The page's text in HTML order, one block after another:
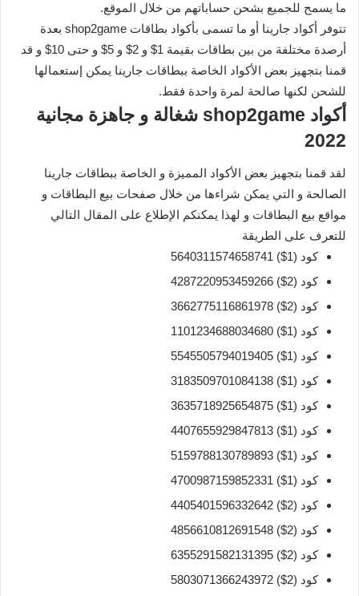
ما يسمح للجميع بشحن حساباتهم من خلال الموقع.
تتوفر أكواد جارينا أو ما تسمى بأكواد بطاقات shop2game بعدة
أرصدة مختلفة من بين بطاقات بقيمة 1$ و 2$ و 5$ و حتى 10$ و قد
قمنا بتجهيز بعض الأكواد الخاصة ببطاقات جارينا يمكن إستعمالها
للشحن لكنها صالحة لمرة واحدة فقط.
أكواد shop2game شغالة و جاهزة مجانية
2022
لقد قمنا بتجهيز بعض الأكواد المميزة و الخاصة ببطاقات جارينا
الصالحة و التي يمكن شراءها من خلال صفحات بيع البطاقات و
مواقع بيع البطاقات و لهذا يمكنكم الإطلاع على المقال التالي
للتعرف على الطريقة
كود (1$) 5640311574658741
كود (2$) 4287220953459266
كود (2$) 3662775116861978
كود (1$) 1101234688034680
كود (1$) 5545505794019405
كود (1$) 3183509701084138
كود (1$) 3635718925654875
كود (1$) 4407655929847813
كود (1$) 5159788130789893
كود (1$) 4700987159852331
كود (2$) 4405401596332642
كود (2$) 4856610812691548
كود (2$) 6355291582131395
كود (2$) 5803071366243972